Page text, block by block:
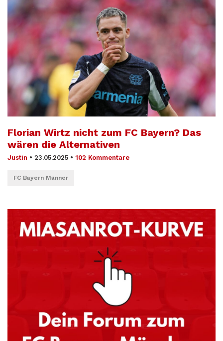
Florian Wirtz nicht zum FC Bayern? Das
wären die Alternativen
Justin • 23.05.2025 • 102 Kommentare
FC Bayern Männer